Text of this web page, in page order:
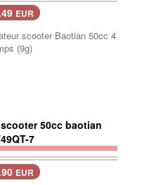
EUR
scooter Baotian 50cc 4
(9g)
EUR